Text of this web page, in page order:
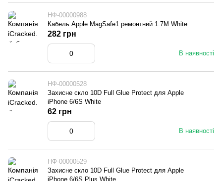
НФ-00000988
Кабель Apple MagSafe1 ремонтний 1.7М White
В наявності
282 грн
НФ-00000528
Захисне скло 10D Full Glue Protect для Apple
iPhone 6/6S White
В наявності
62 грн
НФ-00000529
Захисне скло 10D Full Glue Protect для Apple
iPhone 6/6S Plus White